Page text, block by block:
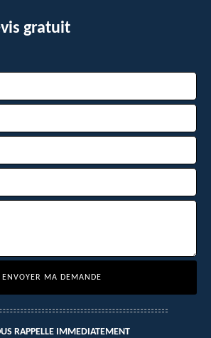
gratuit
RAPPELLE IMMEDIATEMENT